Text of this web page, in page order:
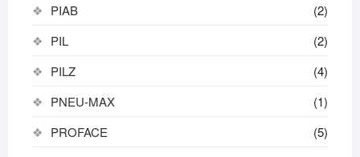
PIAB
(2)
PIL
(2)
PILZ
(4)
PNEU-MAX
(1)
PROFACE
(5)